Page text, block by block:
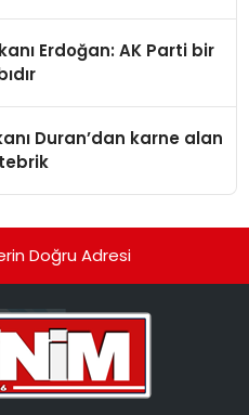
Erdoğan: AK Parti bir
Duran’dan karne alan
Doğru Adresi